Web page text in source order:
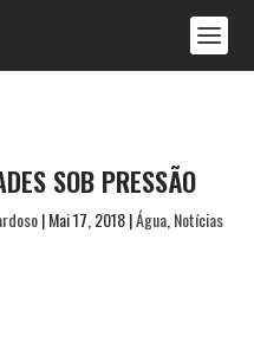
SOB PRESSÃO
|Mai 17, 2018|Água, Notícias